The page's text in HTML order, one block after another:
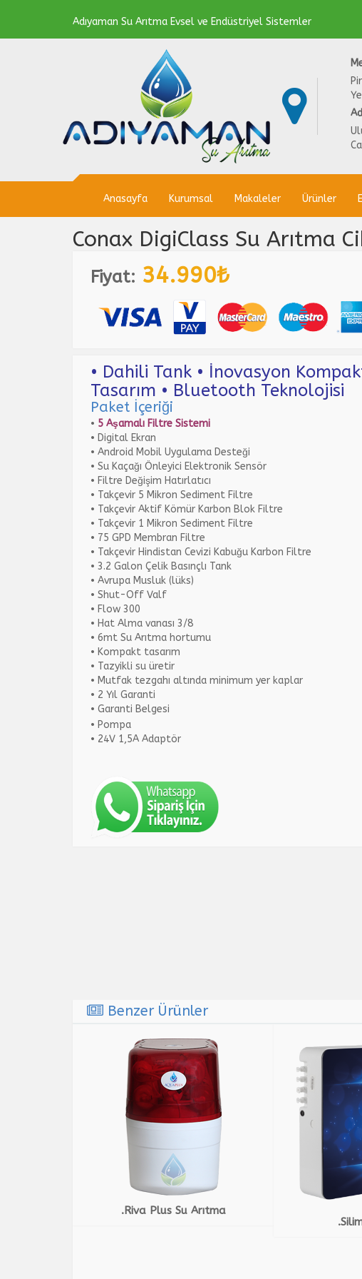
Adıyaman Su Arıtma Evsel ve Endüstriyel Sistemler
Anasayfa Kurumsal Makaleler Ürünler
Conax DigiClass Su Arıtma
Fiyat: 34.990₺
• Dahili Tank • İnovasyon
Tasarım • Bluetooth Teknolojisi
Paket İçeriği
• 5 Aşamalı Filtre Sistemi
• Digital Ekran
• Android Mobil Uygulama Desteği
• Su Kaçağı Önleyici Elektronik Sensör
• Filtre Değişim Hatırlatıcı
• Takçevir 5 Mikron Sediment Filtre
• Takçevir Aktif Kömür Karbon Blok Filtre
• Takçevir 1 Mikron Sediment Filtre
• 75 GPD Membran Filtre
• Takçevir Hindistan Cevizi Kabuğu Karbon Filtre
• 3.2 Galon Çelik Basınçlı Tank
• Avrupa Musluk (lüks)
• Shut-Off Valf
• Flow 300
• Hat Alma vanası 3/8
• 6mt Su Arıtma hortumu
• Kompakt tasarım
• Tazyikli su üretir
• Mutfak tezgahı altında minimum yer kaplar
• 2 Yıl Garanti
• Garanti Belgesi
• Pompa
• 24V 1,5A Adaptör
Benzer Ürünler
.Riva Plus Su Arıtma